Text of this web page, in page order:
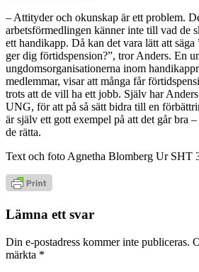
– Attityder och okunskap är ett problem.
arbetsförmedlingen känner inte till vad de
ett handikapp. Då kan det vara lätt att
ger dig förtidspension?”, tror Anders. En
ungdomsorganisationerna inom
medlemmar, visar att många får
trots att de vill ha ett jobb. Själv har
UNG, för att på så sätt bidra till en
är själv ett gott exempel på att det går bra
de rätta.
Text och foto Agnetha Blomberg Ur SHT
Lämna ett svar
Din e-postadress kommer inte publiceras.
märkta *